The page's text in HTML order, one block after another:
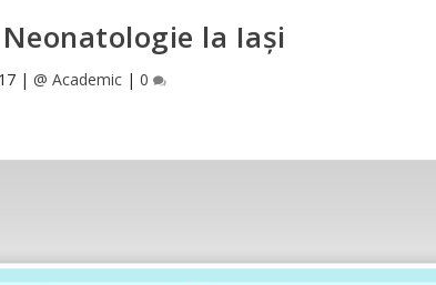
la Iași
|@ Academic |0